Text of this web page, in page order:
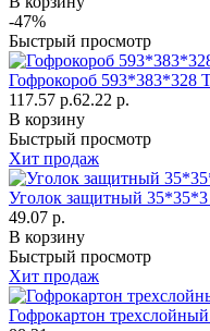
-47%
Быстрый просмотр
Гофрокороб 593*383*328
117.57 р.62.22 р.
В корзину
Быстрый просмотр
Хит продаж
Уголок защитный
49.07 р.
В корзину
Быстрый просмотр
Хит продаж
Гофрокартон